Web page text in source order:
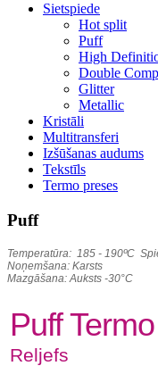
Sietspiede
Hot split
Puff
High
Double
Glitter
Metallic
Kristāli
Multitransferi
Izšūšanas audums
Tekstīls
Termo preses
Puff
Temperatūra: 185 - 190ºC
Noņemšana: Karsts
Mazgāšana: Auksts -30°C
Puff
Reljefs